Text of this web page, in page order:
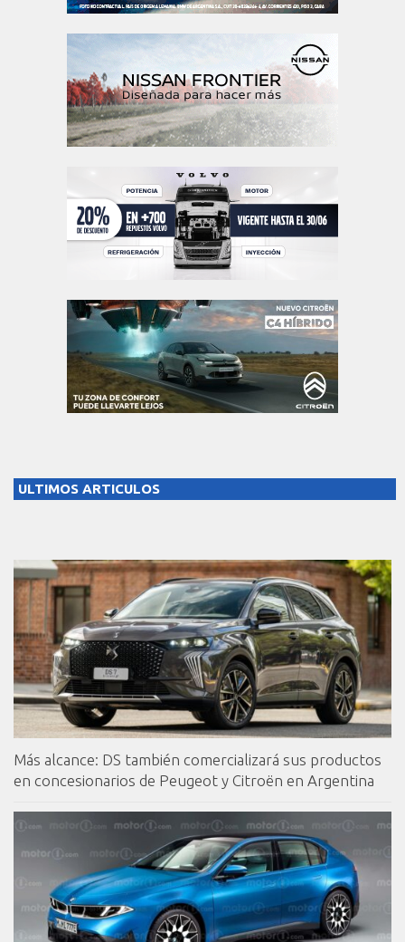
ULTIMOS ARTICULOS
Más alcance: DS también comercializará sus productos
en concesionarios de Peugeot y Citroën en Argentina